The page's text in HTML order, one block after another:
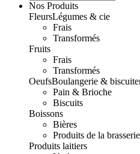
Nos Produits
FleursLégumes & cie
Frais
Transformés
Fruits
Frais
Transformés
OeufsBoulangerie &
Pain & Brioche
Biscuits
Boissons
Bières
Produits de la brasserie
Produits laitiers